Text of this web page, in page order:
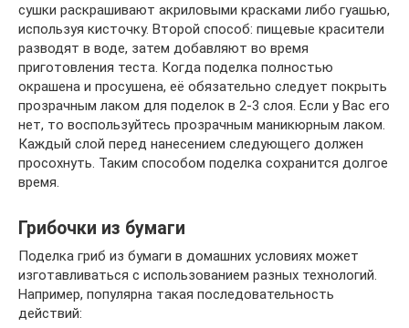
сушки раскрашивают акриловыми красками либо гуашью,
используя кисточку. Второй способ: пищевые красители
разводят в воде, затем добавляют во время
приготовления теста. Когда поделка полностью
окрашена и просушена, её обязательно следует покрыть
прозрачным лаком для поделок в 2-3 слоя. Если у Вас его
нет, то воспользуйтесь прозрачным маникюрным лаком.
Каждый слой перед нанесением следующего должен
просохнуть. Таким способом поделка сохранится долгое
время.
Грибочки из бумаги
Поделка гриб из бумаги в домашних условиях может
изготавливаться с использованием разных технологий.
Например, популярна такая последовательность
действий: